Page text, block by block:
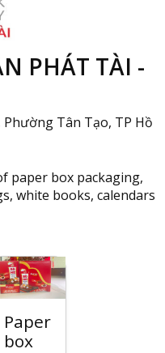
PHÁT TÀI -
Tân Tạo, TP Hồ
paper box packaging,
white books, calendars
Paper
box